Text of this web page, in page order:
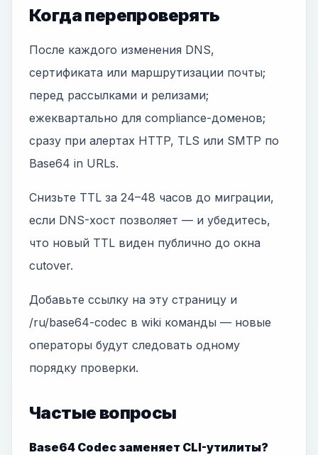
Когда перепроверять
После каждого изменения DNS,
сертификата или маршрутизации почты;
перед рассылками и релизами;
ежеквартально для compliance-доменов;
сразу при алертах HTTP, TLS или SMTP по
Base64 in URLs.
Снизьте TTL за 24–48 часов до миграции,
если DNS-хост позволяет — и убедитесь,
что новый TTL виден публично до окна
cutover.
Добавьте ссылку на эту страницу и
/ru/base64-codec в wiki команды — новые
операторы будут следовать одному
порядку проверки.
Частые вопросы
Base64 Codec заменяет CLI-утилиты?